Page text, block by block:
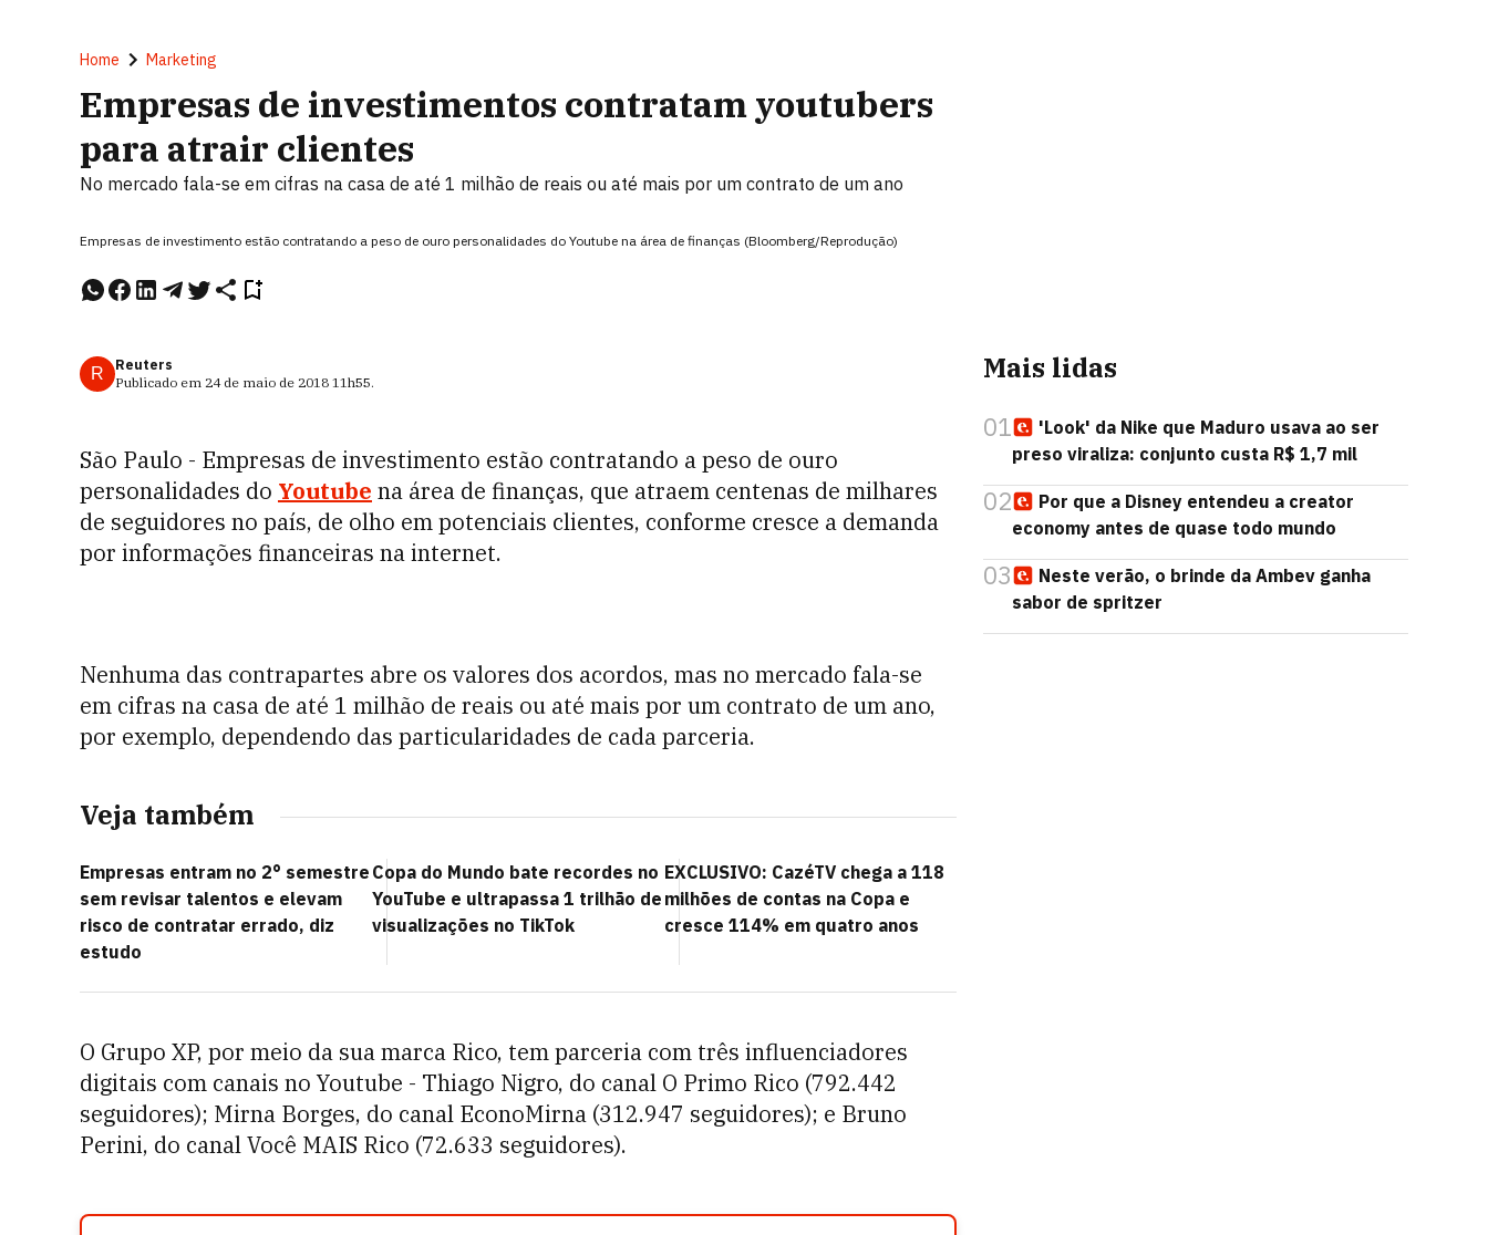
Home Marketing
Empresas de investimentos contratam youtubers
para atrair clientes
No mercado fala-se em cifras na casa de até 1 milhão de reais ou até mais por um contrato de um ano
Empresas de investimento estão contratando a peso de ouro personalidades do Youtube na área de finanças (Bloomberg/Reprodução)
R
Reuters
Publicado em 24 de maio de 2018 11h55.
São Paulo - Empresas de investimento estão contratando a peso de ouro
personalidades do Youtube na área de finanças, que atraem centenas de milhares
de seguidores no país, de olho em potenciais clientes, conforme cresce a demanda
por informações financeiras na internet.
Nenhuma das contrapartes abre os valores dos acordos, mas no mercado fala-se
em cifras na casa de até 1 milhão de reais ou até mais por um contrato de um ano,
por exemplo, dependendo das particularidades de cada parceria.
Veja também
Empresas entram no 2° semestre
sem revisar talentos e elevam
risco de contratar errado, diz
estudo
Copa do Mundo bate recordes no
YouTube e ultrapassa 1 trilhão de
visualizações no TikTok
EXCLUSIVO: CazéTV chega a 118
milhões de contas na Copa e
cresce 114% em quatro anos
O Grupo XP, por meio da sua marca Rico, tem parceria com três influenciadores
digitais com canais no Youtube - Thiago Nigro, do canal O Primo Rico (792.442
seguidores); Mirna Borges, do canal EconoMirna (312.947 seguidores); e Bruno
Perini, do canal Você MAIS Rico (72.633 seguidores).
Mais lidas
01
'Look' da Nike que Maduro usava ao ser
preso viraliza: conjunto custa R$ 1,7 mil
02
Por que a Disney entendeu a creator
economy antes de quase todo mundo
03
Neste verão, o brinde da Ambev ganha
sabor de spritzer